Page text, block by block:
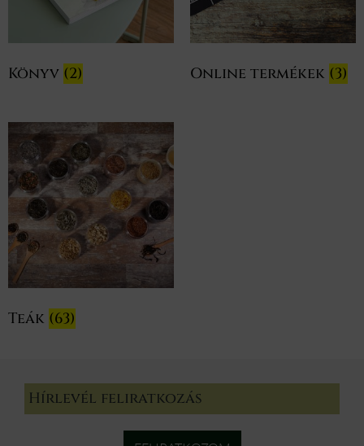
Könyv (2) Online termékek (3)
Teák (63)
Hírlevél feliratkozás